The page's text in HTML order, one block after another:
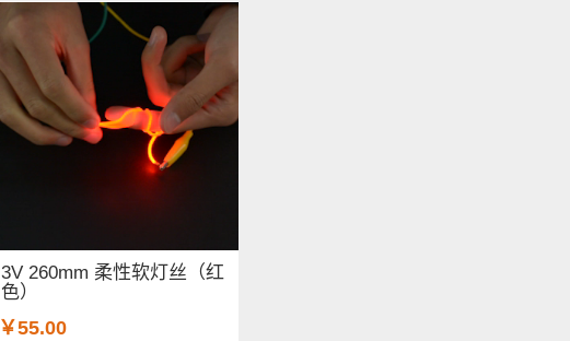
3V 260mm 柔性软灯丝（红
色）
￥55.00